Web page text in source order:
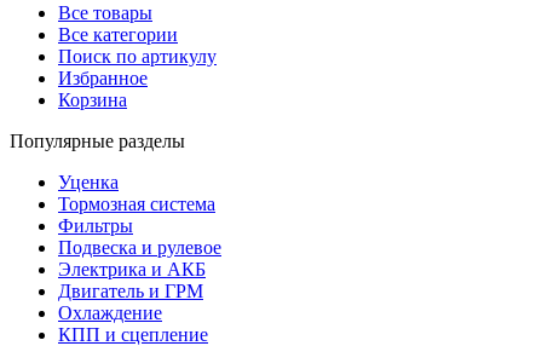
Все товары
Все категории
Поиск по артикулу
Избранное
Корзина
Популярные разделы
Уценка
Тормозная система
Фильтры
Подвеска и рулевое
Электрика и АКБ
Двигатель и ГРМ
Охлаждение
КПП и сцепление